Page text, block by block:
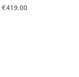
Oorspronkelijke
€419.00Huidige